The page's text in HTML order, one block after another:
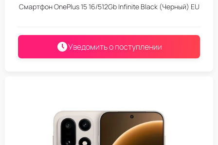
Смартфон OnePlus 15 16/512Gb Infinite Black (Черный) EU
Уведомить о поступлении